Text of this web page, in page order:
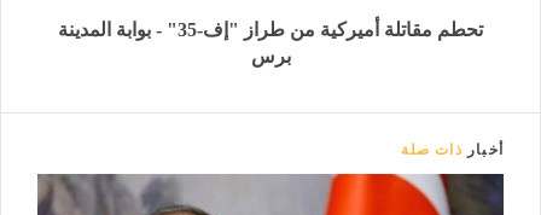
تحطم مقاتلة أميركية من طراز "إف-35" - بوابة المدينة
برس
أخبار ذات صلة